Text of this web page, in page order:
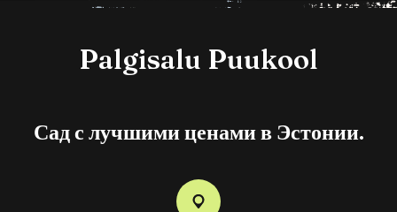
Palgisalu Puukool
Сад с лучшими ценами в Эстонии.